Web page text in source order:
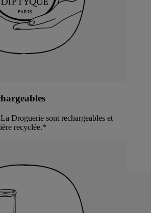
Droguerie sont rechargeables et
recyclée.*